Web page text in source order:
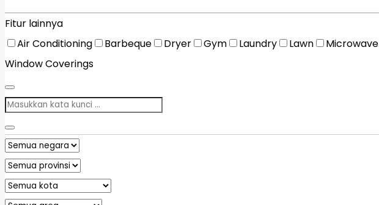
Fitur lainnya
Air Conditioning
Barbeque Dryer Gym Laundry Lawn Microwave
Window Coverings